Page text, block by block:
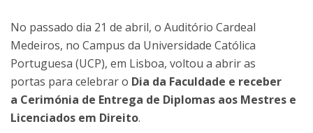
No passado dia 21 de abril, o Auditório Cardeal
Medeiros, no Campus da Universidade Católica
Portuguesa (UCP), em Lisboa, voltou a abrir as
portas para celebrar o Dia da Faculdade e receber
a Cerimónia de Entrega de Diplomas aos Mestres e
Licenciados em Direito.